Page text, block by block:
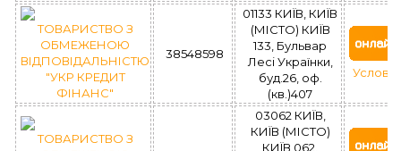
ТОВАРИСТВО З
ОБМЕЖЕНОЮ
ВІДПОВІДАЛЬНІСТЮ
"УКР КРЕДИТ
ФІНАНС"
38548598
01133 КИЇВ, КИЇВ
(МІСТО) КИЇВ
133, Бульвар
Лесі Українки,
буд.26, оф.
(кв.)407
ТОВАРИСТВО З
03062 КИЇВ,
КИЇВ (МІСТО)
КИЇВ 062,